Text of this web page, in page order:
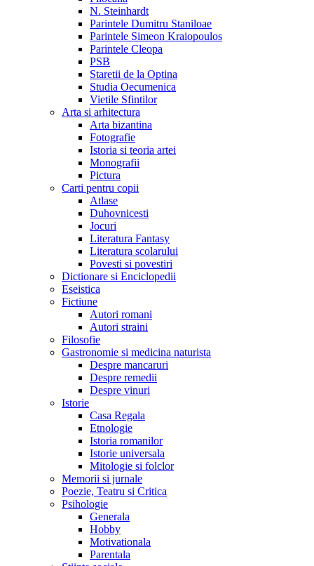
N. Steinhardt
Parintele Dumitru Staniloae
Parintele Simeon Kraiopoulos
Parintele Cleopa
PSB
Staretii de la Optina
Studia Oecumenica
Vietile Sfintilor
Arta si arhitectura
Arta bizantina
Fotografie
Istoria si teoria artei
Monografii
Pictura
Carti pentru copii
Atlase
Duhovnicesti
Jocuri
Literatura Fantasy
Literatura scolarului
Povesti si povestiri
Dictionare si Enciclopedii
Eseistica
Fictiune
Autori romani
Autori straini
Filosofie
Gastronomie si medicina naturista
Despre mancaruri
Despre remedii
Despre vinuri
Istorie
Casa Regala
Etnologie
Istoria romanilor
Istorie universala
Mitologie si folclor
Memorii si jurnale
Poezie, Teatru si Critica
Psihologie
Generala
Hobby
Motivationala
Parentala